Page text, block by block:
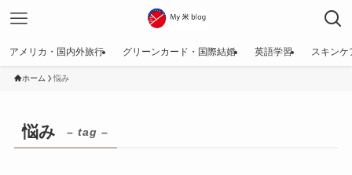
アメリカ・国内外旅行 グリーンカード・国際結婚 英語学習 スキンケ
ホーム 悩み
悩み – tag –